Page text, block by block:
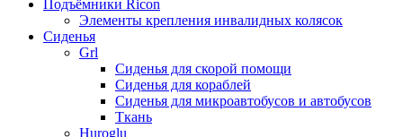
Подъёмники Ricon
Элементы крепления инвалидных колясок
Сиденья
Grl
Cиденья для скорой помощи
Сиденья для кораблей
Сиденья для микроавтобусов и автобусов
Ткань
Huroglu